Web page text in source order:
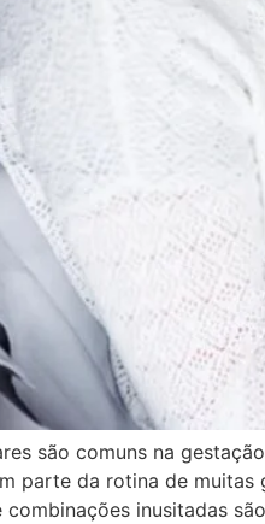
são comuns na
parte da rotina de
combinações inusitadas